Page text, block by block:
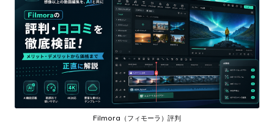
Filmora（フィモーラ）評判